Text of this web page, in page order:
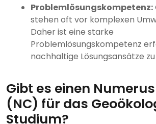
Problemlösungskompetenz:
stehen oft vor komplexen
Daher ist eine starke
Problemlösungskompetenz
nachhaltige Lösungsansätze
Gibt es einen
(NC) für das
Studium?